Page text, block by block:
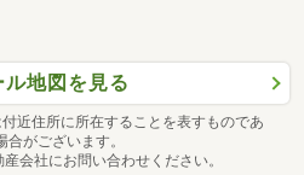
ル地図を見る
近住所に所在することを表すものであ
がございます。
会社にお問い合わせください。